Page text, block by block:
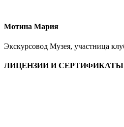
Мотина Мария
Экскурсовод Музея, участница
ЛИЦЕНЗИИ И СЕРТИФИКАТЫ